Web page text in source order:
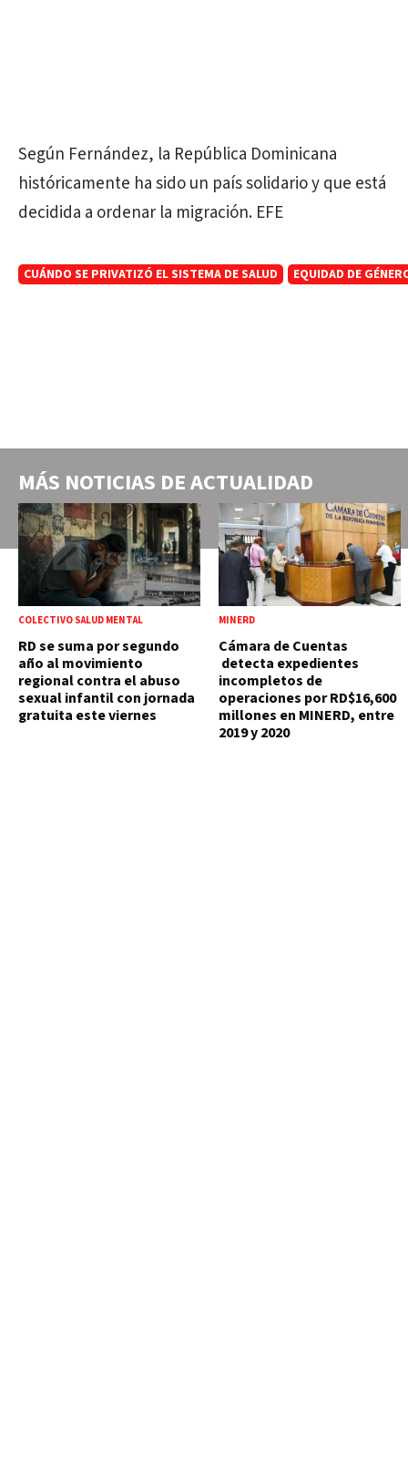
Según Fernández, la República Dominicana
históricamente ha sido un país solidario y que está
decidida a ordenar la migración. EFE
CUÁNDO SE PRIVATIZÓ EL SISTEMA DE SALUD EQUIDAD DE
MÁS NOTICIAS DEACTUALIDAD
COLECTIVO SALUD MENTAL
RD se suma por segundo
año al movimiento
regional contra el abuso
sexual infantil con jornada
gratuita este viernes
MINERD
Cámara de Cuentas
detecta expedientes
incompletos de
operaciones por RD$16,600
millones en MINERD, entre
2019 y 2020